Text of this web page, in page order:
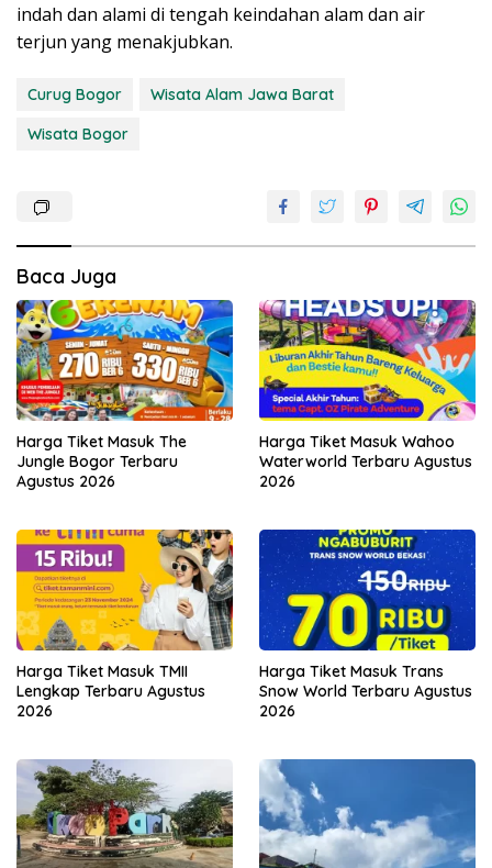
indah dan alami di tengah keindahan alam dan air
terjun yang menakjubkan.
Curug Bogor
Wisata Alam Jawa Barat
Wisata Bogor
Baca Juga
Harga Tiket Masuk The
Jungle Bogor Terbaru
Agustus 2026
Harga Tiket Masuk Wahoo
Waterworld Terbaru Agustus
2026
Harga Tiket Masuk TMII
Lengkap Terbaru Agustus
2026
Harga Tiket Masuk Trans
Snow World Terbaru Agustus
2026